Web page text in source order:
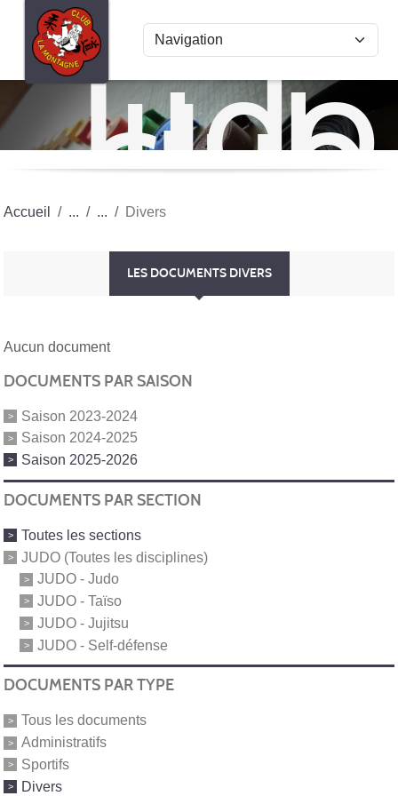
Judo
club
La
Accueil Divers
LES DOCUMENTS DIVERS
Aucun document
DOCUMENTS PAR SAISON
Saison 2023-2024
Saison 2024-2025
Saison 2025-2026
DOCUMENTS PAR SECTION
Toutes les sections
JUDO (Toutes les disciplines)
JUDO - Judo
JUDO - Taïso
JUDO - Jujitsu
JUDO - Self-défense
DOCUMENTS PAR TYPE
Tous les documents
Administratifs
Sportifs
Divers
Panneau de gestion des cookies